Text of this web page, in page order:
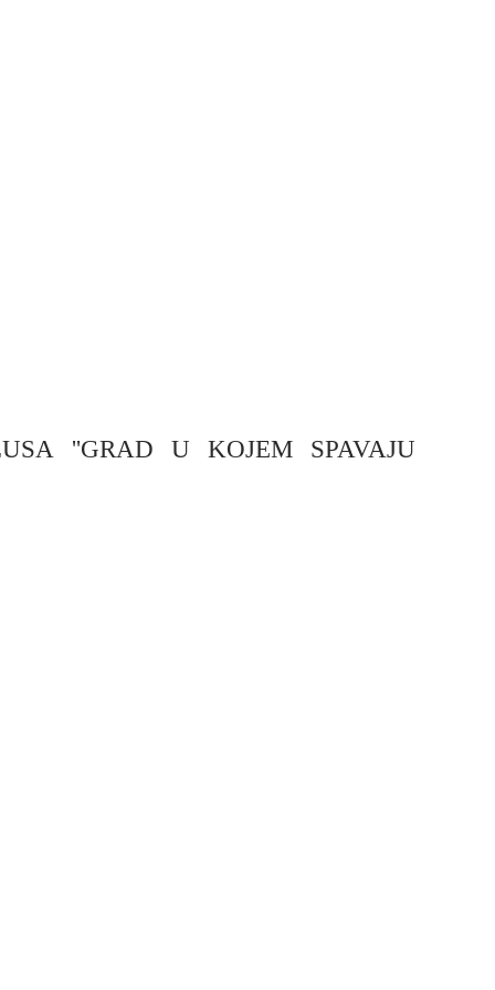
''GRAD U KOJEM SPAVAJU